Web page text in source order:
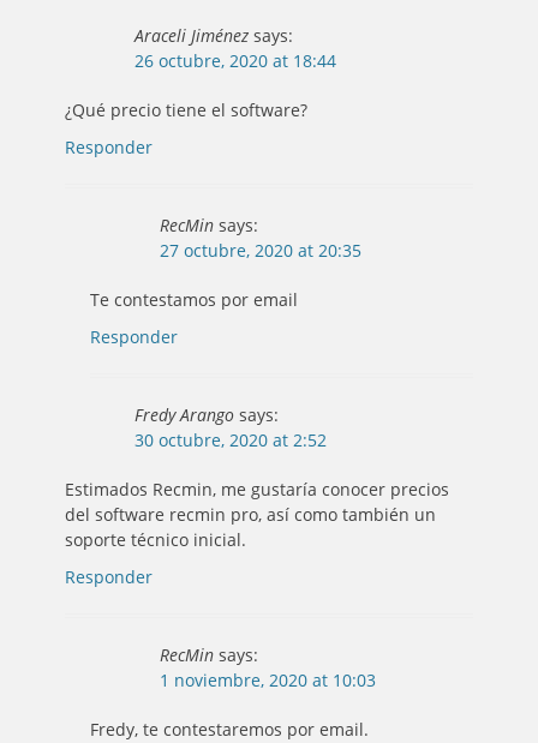
Araceli Jiménez says:
26 octubre, 2020 at 18:44
¿Qué precio tiene el software?
Responder
RecMin says:
27 octubre, 2020 at 20:35
Te contestamos por email
Responder
Fredy Arango says:
30 octubre, 2020 at 2:52
Estimados Recmin, me gustaría conocer precios
del software recmin pro, así como también un
soporte técnico inicial.
Responder
RecMin says:
1 noviembre, 2020 at 10:03
Fredy, te contestaremos por email.